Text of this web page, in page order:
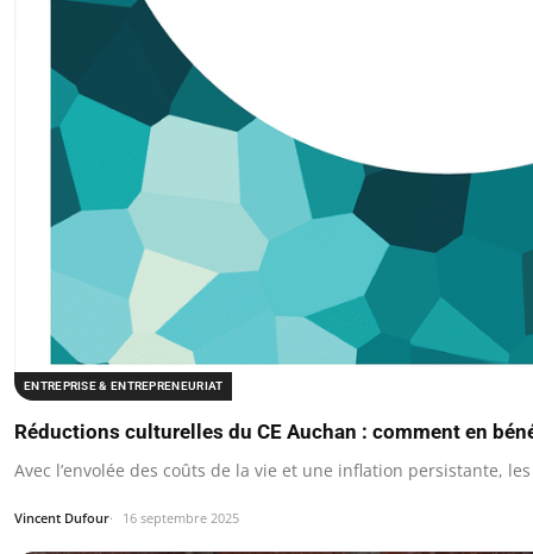
ENTREPRISE & ENTREPRENEURIAT
Réductions culturelles du CE Auchan : comment en
Avec l’envolée des coûts de la vie et une inflation persistante,
Vincent Dufour 16 septembre 2025